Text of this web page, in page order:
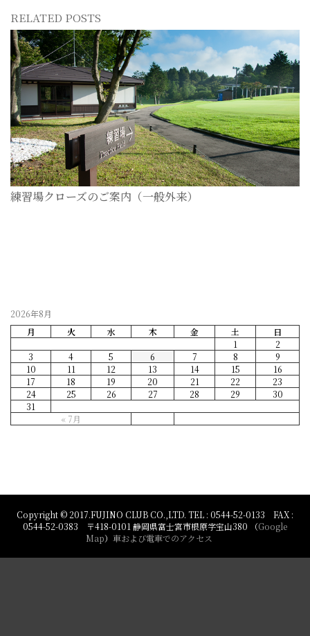
RELATED POSTS
練習場クローズのご案内（一般外来）
2026年8月
月
火 水 木 金 土 日
« 7月
1
2
3
4 5 6 7 8
9
10
11 12 13 14 15
16
17
18 19 20 21 22
23
24
25 26 27 28 29
30
31
Copyright © 2017.FUJINO CLUB CO.,LTD. TEL : 0544-52-0133 FAX :
0544-52-0383 〒418-0101 静岡県富士宮市根原字宝山380 （Google
Map） 車および電車でのアクセス